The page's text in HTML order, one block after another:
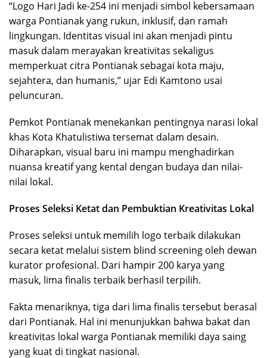
“Logo Hari Jadi ke-254 ini menjadi simbol kebersamaan
warga Pontianak yang rukun, inklusif, dan ramah
lingkungan. Identitas visual ini akan menjadi pintu
masuk dalam merayakan kreativitas sekaligus
memperkuat citra Pontianak sebagai kota maju,
sejahtera, dan humanis,” ujar Edi Kamtono usai
peluncuran.
Pemkot Pontianak menekankan pentingnya narasi lokal
khas Kota Khatulistiwa tersemat dalam desain.
Diharapkan, visual baru ini mampu menghadirkan
nuansa kreatif yang kental dengan budaya dan nilai-
nilai lokal.
Proses Seleksi Ketat dan Pembuktian Kreativitas Lokal
Proses seleksi untuk memilih logo terbaik dilakukan
secara ketat melalui sistem blind screening oleh dewan
kurator profesional. Dari hampir 200 karya yang
masuk, lima finalis terbaik berhasil terpilih.
Fakta menariknya, tiga dari lima finalis tersebut berasal
dari Pontianak. Hal ini menunjukkan bahwa bakat dan
kreativitas lokal warga Pontianak memiliki daya saing
yang kuat di tingkat nasional.